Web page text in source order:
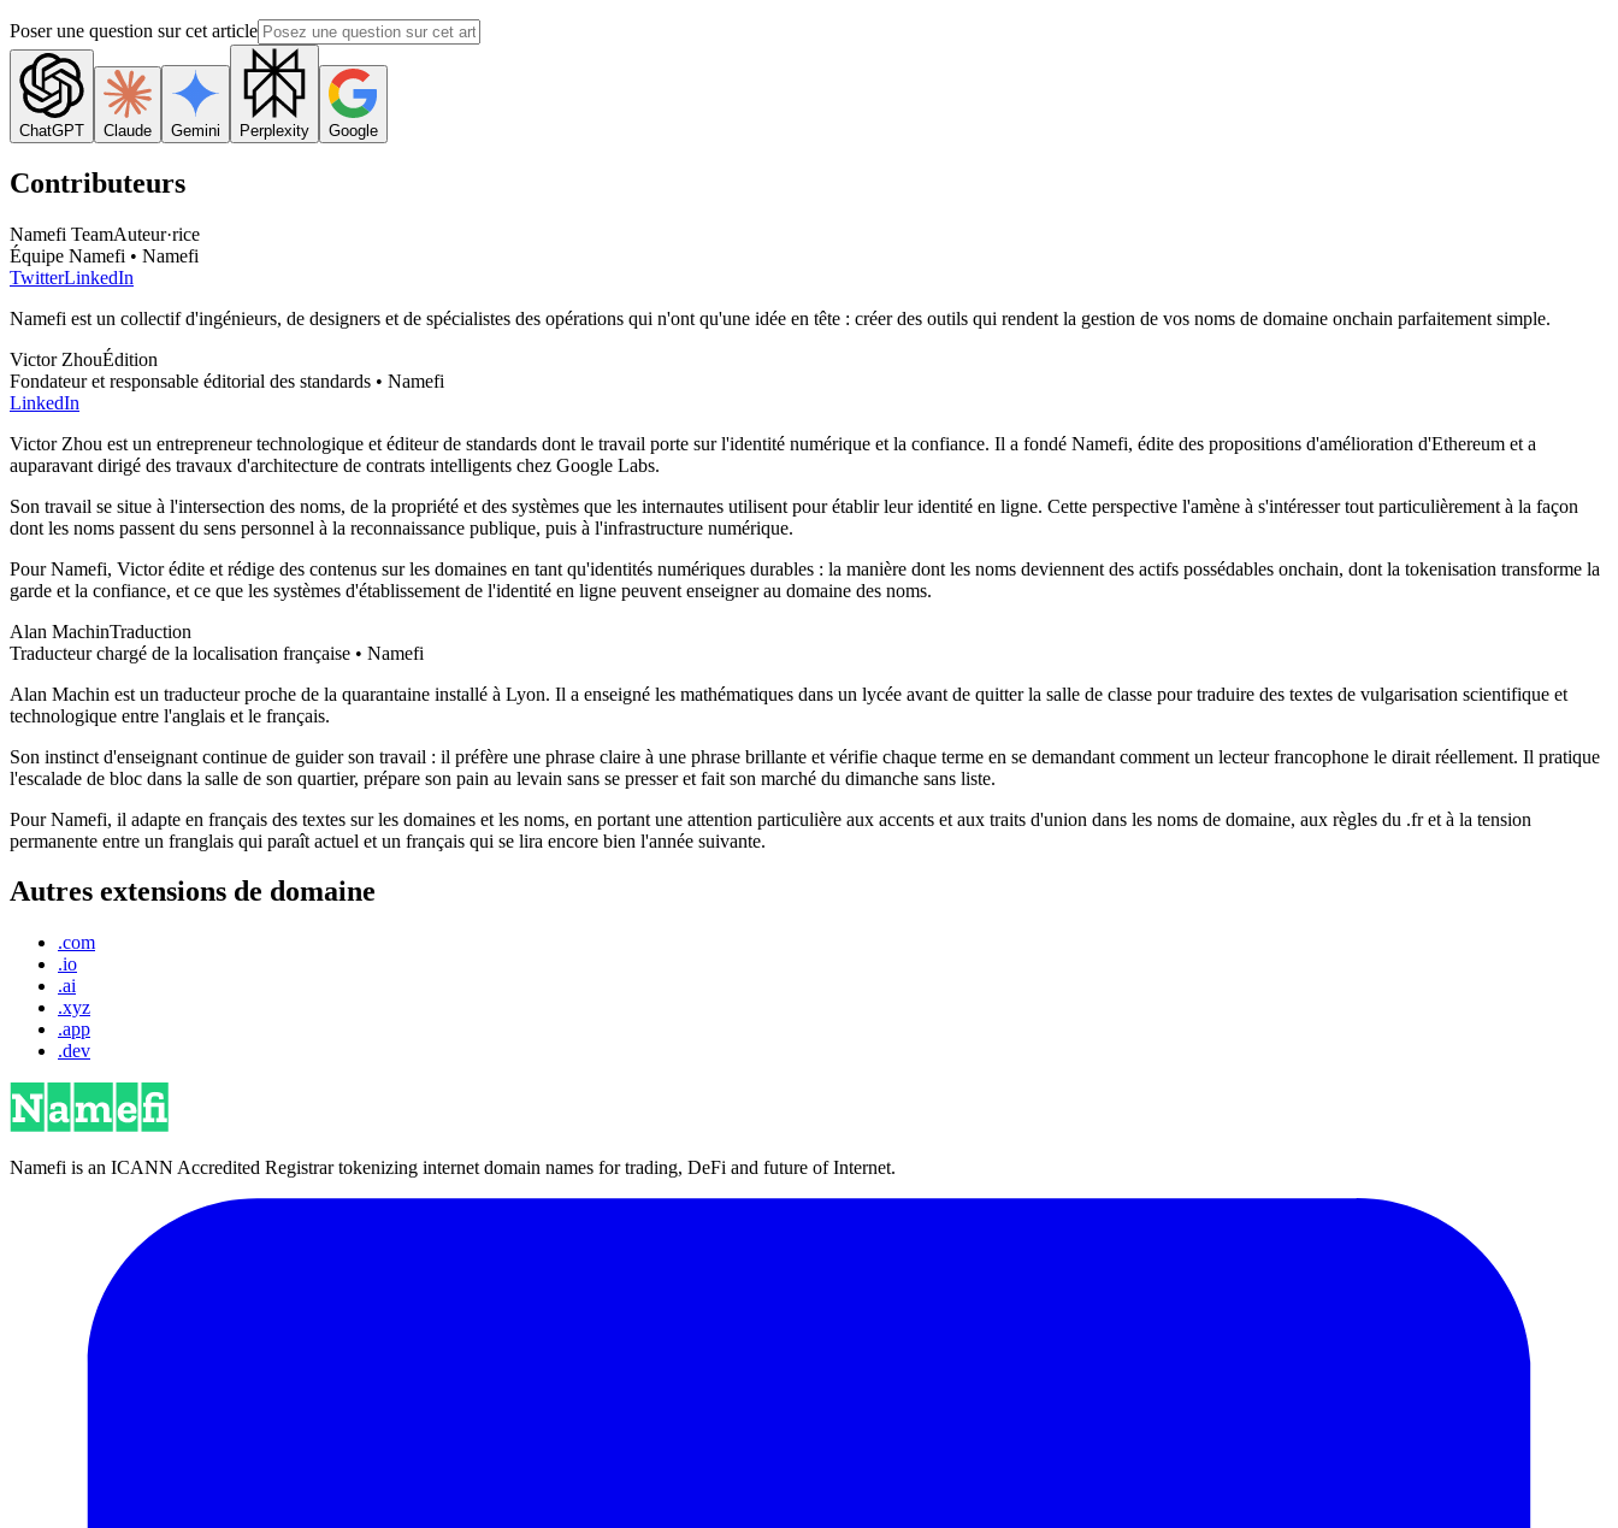
Poser une question sur cet article
ChatGPT Claude Gemini Perplexity Google
Contributeurs
Namefi TeamAuteur·rice
Équipe Namefi • Namefi
TwitterLinkedIn
Namefi est un collectif d'ingénieurs, de designers et de spécialistes des opérations qui n'ont qu'une idée en tête : créer des outils qui rendent la gestion de vos noms de domaine onchain parfaitement simple.
Victor ZhouÉdition
Fondateur et responsable éditorial des standards • Namefi
LinkedIn
Victor Zhou est un entrepreneur technologique et éditeur de standards dont le travail porte sur l'identité numérique et la confiance. Il a fondé Namefi, édite des propositions d'amélioration d'Ethereum et a
auparavant dirigé des travaux d'architecture de contrats intelligents chez Google Labs.
Son travail se situe à l'intersection des noms, de la propriété et des systèmes que les internautes utilisent pour établir leur identité en ligne. Cette perspective l'amène à s'intéresser tout particulièrement à la façon
dont les noms passent du sens personnel à la reconnaissance publique, puis à l'infrastructure numérique.
Pour Namefi, Victor édite et rédige des contenus sur les domaines en tant qu'identités numériques durables : la manière dont les noms deviennent des actifs possédables onchain, dont la tokenisation transforme la
garde et la confiance, et ce que les systèmes d'établissement de l'identité en ligne peuvent enseigner au domaine des noms.
Alan MachinTraduction
Traducteur chargé de la localisation française • Namefi
Alan Machin est un traducteur proche de la quarantaine installé à Lyon. Il a enseigné les mathématiques dans un lycée avant de quitter la salle de classe pour traduire des textes de vulgarisation scientifique et
technologique entre l'anglais et le français.
Son instinct d'enseignant continue de guider son travail : il préfère une phrase claire à une phrase brillante et vérifie chaque terme en se demandant comment un lecteur francophone le dirait réellement. Il pratique
l'escalade de bloc dans la salle de son quartier, prépare son pain au levain sans se presser et fait son marché du dimanche sans liste.
Pour Namefi, il adapte en français des textes sur les domaines et les noms, en portant une attention particulière aux accents et aux traits d'union dans les noms de domaine, aux règles du .fr et à la tension
permanente entre un franglais qui paraît actuel et un français qui se lira encore bien l'année suivante.
Autres extensions de domaine
.com
.io
.ai
.xyz
.app
.dev
Namefi is an ICANN Accredited Registrar tokenizing internet domain names for trading, DeFi and future of Internet.